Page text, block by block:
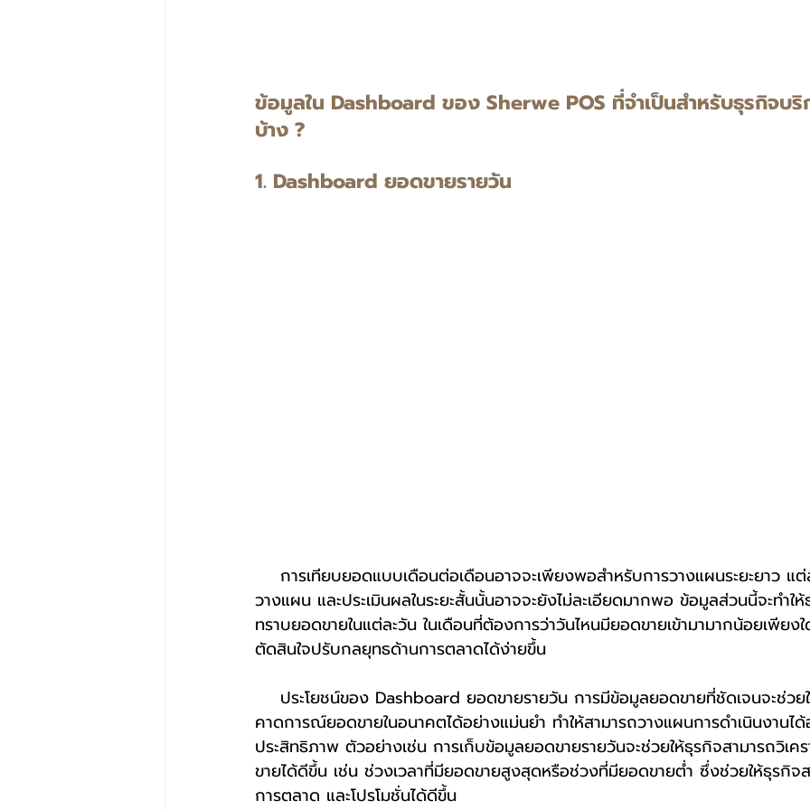
ข้อมูลใน Dashboard ของ Sherwe POS ที่จำเป็นสำหรับธุรกิจบริ
บ้าง ?
1. Dashboard ยอดขายรายวัน
วางแผน และประเมินผลในระยะสั้นนั้นอาจจะยังไม่ละเอียดมากพอ ข้อมูลส่วนนี้จะทำ
ทราบยอดขายในแต่ละวัน ในเดือนที่ต้องการว่าวันไหนมียอดขายเข้ามามากน้อยเพีย
ตัดสินใจปรับกลยุทธด้านการตลาดได้ง่ายขึ้น
คาดการณ์ยอดขายในอนาคตได้อย่างแม่นยำ ทำให้สามารถวางแผนการดำเนินงานไ
ประสิทธิภาพ ตัวอย่างเช่น การเก็บข้อมูลยอดขายรายวันจะช่วยให้ธุรกิจสามารถวิเคร
ขายได้ดีขึ้น เช่น ช่วงเวลาที่มียอดขายสูงสุดหรือช่วงที่มียอดขายต่ำ ซึ่งช่วยให้ธุรกิจ
การตลาด และโปรโมชั่นได้ดีขึ้น